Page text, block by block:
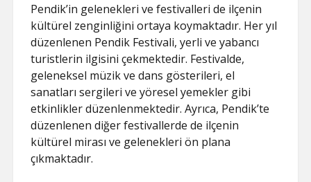
Pendik’in gelenekleri ve festivalleri de ilçenin
kültürel zenginliğini ortaya koymaktadır. Her yıl
düzenlenen Pendik Festivali, yerli ve yabancı
turistlerin ilgisini çekmektedir. Festivalde,
geleneksel müzik ve dans gösterileri, el
sanatları sergileri ve yöresel yemekler gibi
etkinlikler düzenlenmektedir. Ayrıca, Pendik’te
düzenlenen diğer festivallerde de ilçenin
kültürel mirası ve gelenekleri ön plana
çıkmaktadır.